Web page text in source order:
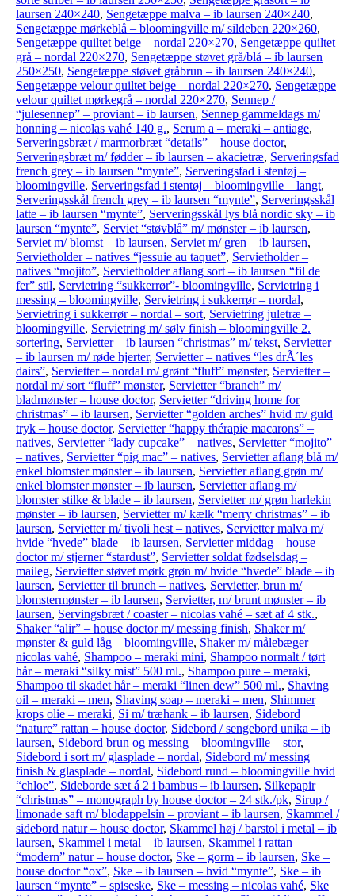
laursen 240×240, Sengetæppe malva – ib laursen 240×240,
Sengetæppe mørkeblå – bloomingville m/ sildeben 220×260,
Sengetæppe quiltet beige – nordal 220×270, Sengetæppe quiltet
grå – nordal 220×270, Sengetæppe støvet grå/blå – ib laursen
250×250, Sengetæppe støvet gråbrun – ib laursen 240×240,
Sengetæppe velour quiltet beige – nordal 220×270, Sengetæppe
velour quiltet mørkegrå – nordal 220×270, Sennep /
“julesennep” – proviant – ib laursen, Sennep gammeldags m/
honning – nicolas vahé 140 g., Serum a – meraki – antiage,
Serveringsbræt / marmorbræt “details” – house doctor,
Serveringsbræt m/ fødder – ib laursen – akacietræ, Serveringsfad
french grey – ib laursen “mynte”, Serveringsfad i stentøj –
bloomingville, Serveringsfad i stentøj – bloomingville – langt,
Serveringsskål french grey – ib laursen “mynte”, Serveringsskål
latte – ib laursen “mynte”, Serveringsskål lys blå nordic sky – ib
laursen “mynte”, Serviet “støvblå” m/ mønster – ib laursen,
Serviet m/ blomst – ib laursen, Serviet m/ gren – ib laursen,
Servietholder – natives “jessuie au taquet”, Servietholder –
natives “mojito”, Servietholder aflang sort – ib laursen “fil de
fer” stil, Servietring “sukkerrør”- bloomingville, Servietring i
messing – bloomingville, Servietring i sukkerrør – nordal,
Servietring i sukkerrør – nordal – sort, Servietring juletræ –
bloomingville, Servietring m/ sølv finish – bloomingville 2.
sortering, Servietter – ib laursen “christmas” m/ tekst, Servietter
– ib laursen m/ røde hjerter, Servietter – natives “les drÃ´les
dairs”, Servietter – nordal m/ grønt “fluff” mønster, Servietter –
nordal m/ sort “fluff” mønster, Servietter “branch” m/
bladmønster – house doctor, Servietter “driving home for
christmas” – ib laursen, Servietter “golden arches” hvid m/ guld
tryk – house doctor, Servietter “happy thérapie macarons” –
natives, Servietter “lady cupcake” – natives, Servietter “mojito”
– natives, Servietter “pig mac” – natives, Servietter aflang blå m/
enkel blomster mønster – ib laursen, Servietter aflang grøn m/
enkel blomster mønster – ib laursen, Servietter aflang m/
blomster stilke & blade – ib laursen, Servietter m/ grøn harlekin
mønster – ib laursen, Servietter m/ kælk “merry christmas” – ib
laursen, Servietter m/ tivoli hest – natives, Servietter malva m/
hvide “hvede” blade – ib laursen, Servietter middag – house
doctor m/ stjerner “stardust”, Servietter soldat fødselsdag –
maileg, Servietter støvet mørk grøn m/ hvide “hvede” blade – ib
laursen, Servietter til brunch – natives, Servietter, brun m/
blomstermønster – ib laursen, Servietter, m/ brunt mønster – ib
laursen, Servingsbræt / coaster – nicolas vahé – sæt af 4 stk.,
Shaker “alir” – house doctor m/ messing finish, Shaker m/
mønster & guld låg – bloomingville, Shaker m/ målebæger –
nicolas vahé, Shampoo – meraki mini, Shampoo normalt / tørt
hår – meraki “silky mist” 500 ml., Shampoo pure – meraki,
Shampoo til skadet hår – meraki “linen dew” 500 ml., Shaving
oil – meraki – men, Shaving soap – meraki – men, Shimmer
krops olie – meraki, Si m/ træhank – ib laursen, Sidebord
“nature” rattan – house doctor, Sidebord / sengebord unika – ib
laursen, Sidebord brun og messing – bloomingville – stor,
Sidebord i sort m/ glasplade – nordal, Sidebord m/ messing
finish & glasplade – nordal, Sidebord rund – bloomingville hvid
“chloe”, Sideborde sæt á 2 i bambus – ib laursen, Silkepapir
“christmas” – monograph by house doctor – 24 stk./pk, Sirup /
limonade saft m/ blodappelsin – proviant – ib laursen, Skammel /
sidebord natur – house doctor, Skammel høj / barstol i metal – ib
laursen, Skammel i metal – ib laursen, Skammel i rattan
“modern” natur – house doctor, Ske – gorm – ib laursen, Ske –
house doctor “ox”, Ske – ib laursen – hvid “mynte”, Ske – ib
laursen “mynte” – spiseske, Ske – messing – nicolas vahé, Ske